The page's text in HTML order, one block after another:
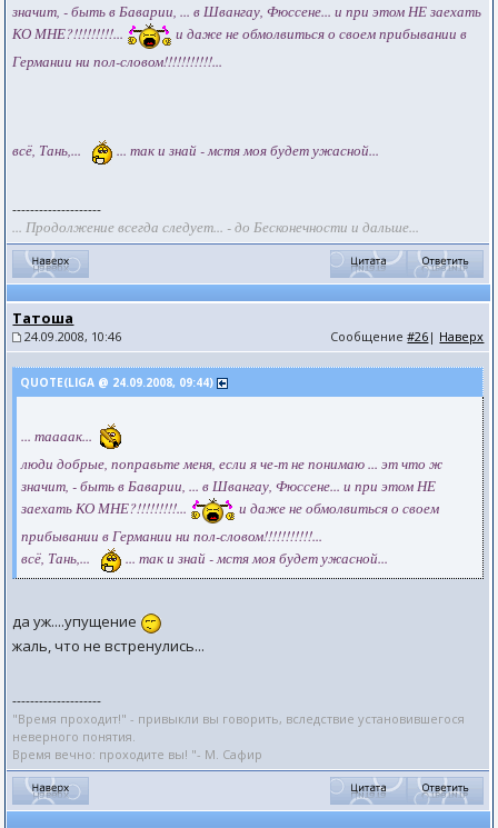
значит, - быть в Баварии, ... в Швангау, Фюссене... и при этом НЕ заехать
КО МНЕ?!!!!!!!!!...
и даже не обмолвиться о своем прибывании в
Германии ни пол-словом!!!!!!!!!!!...
всё, Тань,... ... так и знай - мстя моя будет ужасной...
--------------------
... Продолжение всегда следует... - до Бесконечности и дальше...
Татоша
24.09.2008, 10:46 Сообщение#26 | Наверх
QUOTE(LIGA @ 24.09.2008, 09:44)
... таааак...
люди добрые, поправьте меня, если я че-т не понимаю ... эт что ж
значит, - быть в Баварии, ... в Швангау, Фюссене... и при этом НЕ
заехать КО МНЕ?!!!!!!!!!...
и даже не обмолвиться о своем
прибывании в Германии ни пол-словом!!!!!!!!!!!...
всё, Тань,...
... так и знай - мстя моя будет ужасной...
да уж....упущение
жаль, что не встренулись...
--------------------
"Время проходит!" - привыкли вы говорить, вследствие установившегося
неверного понятия.
Время вечно: проходите вы! "- М. Сафир